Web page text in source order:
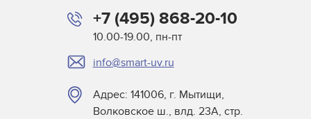
+7 (495) 868-20-10
10.00-19.00, пн-пт
info@smart-uv.ru
Адрес: 141006, г. Мытищи,
Волковское ш., влд. 23А, стр.